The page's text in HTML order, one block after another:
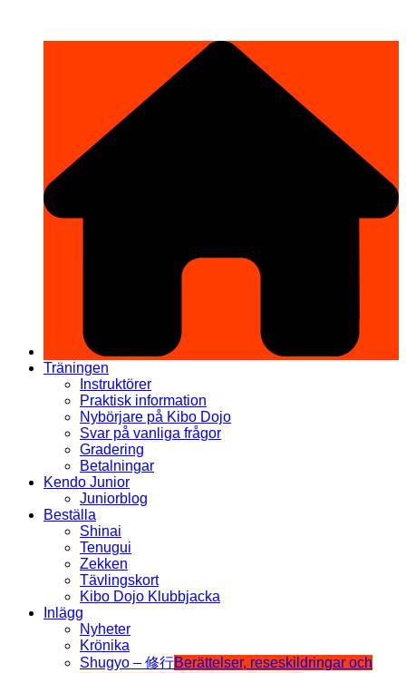
Träningen
Instruktörer
Praktisk information
Nybörjare på Kibo Dojo
Svar på vanliga frågor
Gradering
Betalningar
Kendo Junior
Juniorblog
Beställa
Shinai
Tenugui
Zekken
Tävlingskort
Kibo Dojo Klubbjacka
Inlägg
Nyheter
Krönika
Shugyo – 修行Berättelser, reseskildringar och